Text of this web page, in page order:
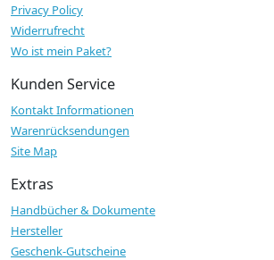
Privacy Policy
Widerrufrecht
Wo ist mein Paket?
Kunden Service
Kontakt Informationen
Warenrücksendungen
Site Map
Extras
Handbücher & Dokumente
Hersteller
Geschenk-Gutscheine